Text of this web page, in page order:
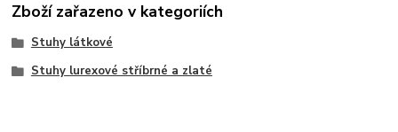
Zboží zařazeno v kategoriích
Stuhy látkové
Stuhy lurexové stříbrné a zlaté